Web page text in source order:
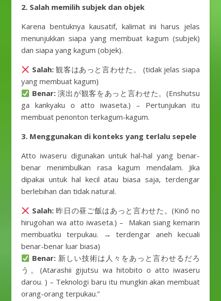
2. Salah memilih subjek dan objek
Karena bentuknya kausatif, kalimat ini harus jelas
menunjukkan siapa yang membuat kagum (subjek)
dan siapa yang kagum (objek).
Salah:観客はあっと言わせた。 (tidak jelas siapa
yang membuat kagum)
Benar:演出が観客をあっと言わせた。(Enshutsu
ga kankyaku o atto iwaseta.) – Pertunjukan itu
membuat penonton terkagum-kagum.
3. Menggunakan di konteks yang terlalu sepele
Atto iwaseru digunakan untuk hal-hal yang benar-
benar menimbulkan rasa kagum mendalam. Jika
dipakai untuk hal kecil atau biasa saja, terdengar
berlebihan dan tidak natural.
Salah:昨日の昼ご飯はあっと言わせた。(Kinō no
hirugohan wa atto iwaseta.) – Makan siang kemarin
membuatku terpukau. → terdengar aneh kecuali
benar-benar luar biasa)
Benar: 新しい技術は人々をあっと言わせるだろ
う。(Atarashii gijutsu wa hitobito o atto iwaseru
darou. ) – Teknologi baru itu mungkin akan membuat
orang-orang terpukau.”